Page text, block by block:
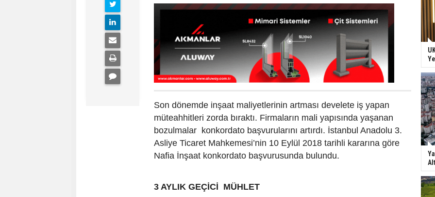
Son dönemde inşaat maliyetlerinin artması develete iş yapan
müteahhitleri zorda bıraktı. Firmaların mali yapısında yaşanan
bozulmalar konkordato başvurularını artırdı. İstanbul Anadolu 3.
Asliye Ticaret Mahkemesi’nin 10 Eylül 2018 tarihli kararına göre
Nafia İnşaat konkordato başvurusunda bulundu.
3 AYLIK GEÇİCİ MÜHLET